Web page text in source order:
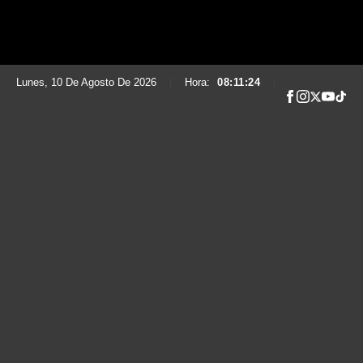
Lunes, 10 De Agosto De 2026 Hora: 08:11:26